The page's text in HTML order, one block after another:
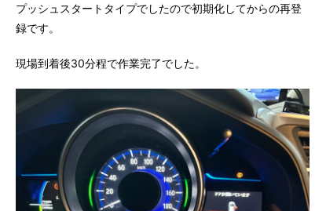
プッシュスタートタイプでしたので初期化してからの再登
録です。
現場到着後30分程で作業完了でした。